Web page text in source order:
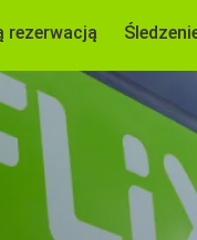
rezerwacją